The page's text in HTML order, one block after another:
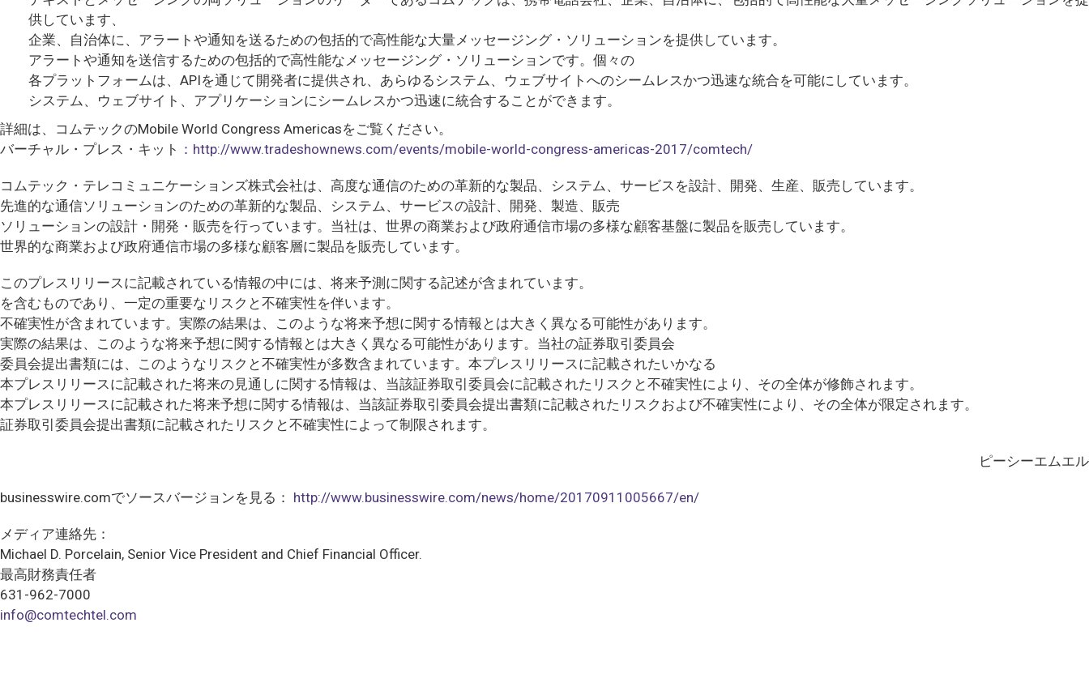
供しています、
企業、自治体に、アラートや通知を送るための包括的で高性能な大量メッセージング・ソリューションを提供しています。
アラートや通知を送信するための包括的で高性能なメッセージング・ソリューションです。個々の
各プラットフォームは、APIを通じて開発者に提供され、あらゆるシステム、ウェブサイトへのシームレスかつ迅速な統合を可能にしています。
システム、ウェブサイト、アプリケーションにシームレスかつ迅速に統合することができます。
詳細は、コムテックのMobile World Congress Americasをご覧ください。
バーチャル・プレス・キット ：http://www.tradeshownews.com/events/mobile-world-congress-americas-2017/comtech/
コムテック・テレコミュニケーションズ株式会社は、高度な通信のための革新的な製品、システム、サービスを設計、開発、生産、販売しています。
先進的な通信ソリューションのための革新的な製品、システム、サービスの設計、開発、製造、販売
ソリューションの設計・開発・販売を行っています。当社は、世界の商業および政府通信市場の多様な顧客基盤に製品を販売しています。
世界的な商業および政府通信市場の多様な顧客層に製品を販売しています。
このプレスリリースに記載されている情報の中には、将来予測に関する記述が含まれています。
を含むものであり、一定の重要なリスクと不確実性を伴います。
不確実性が含まれています。実際の結果は、このような将来予想に関する情報とは大きく異なる可能性があります。
実際の結果は、このような将来予想に関する情報とは大きく異なる可能性があります。当社の証券取引委員会
委員会提出書類には、このようなリスクと不確実性が多数含まれています。本プレスリリースに記載されたいかなる
本プレスリリースに記載された将来の見通しに関する情報は、当該証券取引委員会に記載されたリスクと不確実性により、その全体が修飾されます。
本プレスリリースに記載された将来予想に関する情報は、当該証券取引委員会提出書類に記載されたリスクおよび不確実性により、その全体が限定されます。
証券取引委員会提出書類に記載されたリスクと不確実性によって制限されます。
ピーシーエムエル
businesswire.comでソースバージョンを見る： http://www.businesswire.com/news/home/20170911005667/en/
メディア連絡先：
Michael D. Porcelain, Senior Vice President and Chief Financial Officer.
最高財務責任者
631-962-7000
info@comtechtel.com